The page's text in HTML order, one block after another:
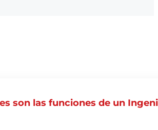
son las funciones de un